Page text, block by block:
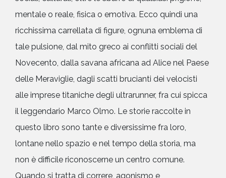
mentale o reale, fisica o emotiva. Ecco quindi una
ricchissima carrellata di figure, ognuna emblema di
tale pulsione, dal mito greco ai conflitti sociali del
Novecento, dalla savana africana ad Alice nel Paese
delle Meraviglie, dagli scatti brucianti dei velocisti
alle imprese titaniche degli ultrarunner, fra cui spicca
il leggendario Marco Olmo. Le storie raccolte in
questo libro sono tante e diversissime fra loro,
lontane nello spazio e nel tempo della storia, ma
non è difficile riconoscerne un centro comune.
Quando si tratta di correre, agonismo e